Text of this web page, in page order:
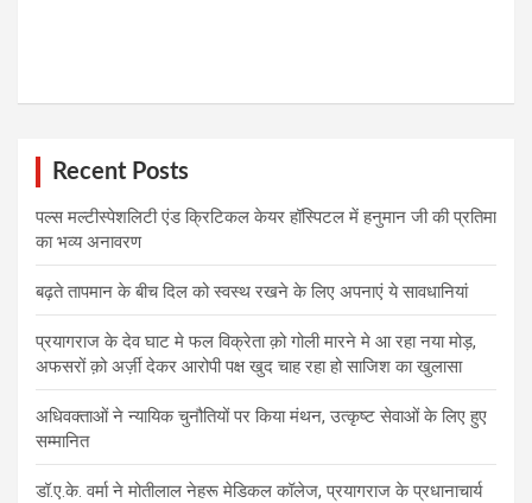
Recent Posts
पल्स मल्टीस्पेशलिटी एंड क्रिटिकल केयर हॉस्पिटल में हनुमान जी की प्रतिमा
का भव्य अनावरण
बढ़ते तापमान के बीच दिल को स्वस्थ रखने के लिए अपनाएं ये सावधानियां
प्रयागराज के देव घाट मे फल विक्रेता क़ो गोली मारने मे आ रहा नया मोड़,
अफसरों क़ो अर्ज़ी देकर आरोपी पक्ष खुद चाह रहा हो साजिश का खुलासा
अधिवक्ताओं ने न्यायिक चुनौतियों पर किया मंथन, उत्कृष्ट सेवाओं के लिए हुए
सम्मानित
डॉ.ए.के. वर्मा ने मोतीलाल नेहरू मेडिकल कॉलेज, प्रयागराज के प्रधानाचार्य